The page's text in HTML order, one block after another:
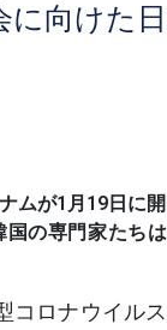
に向けた
ムが1月19日に
の専門家たち
コロナウイル